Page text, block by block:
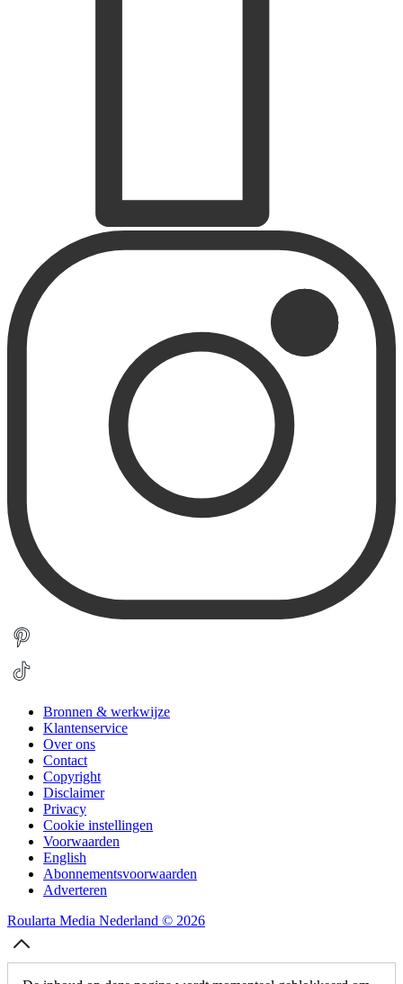
Bronnen & werkwijze
Klantenservice
Over ons
Contact
Copyright
Disclaimer
Privacy
Cookie instellingen
Voorwaarden
English
Abonnementsvoorwaarden
Adverteren
Roularta Media Nederland © 2026